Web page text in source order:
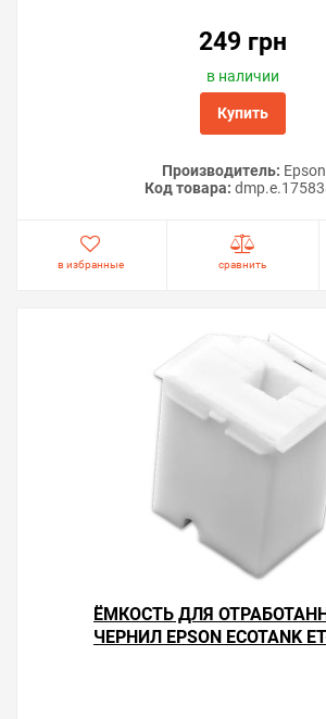
принтере экономичной.249 грн
в наличии
Купить
Производитель: Epson
Код товара:
в избранные сравнить
ЁМКОСТЬ ДЛЯ
ЧЕРНИЛ EPSON ECOTANK